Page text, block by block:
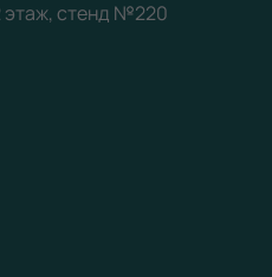
этаж, стенд №220